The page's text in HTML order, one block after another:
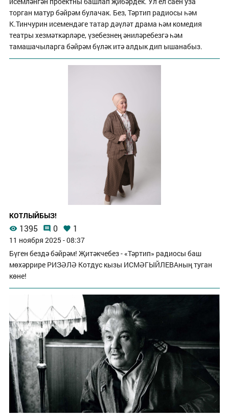
торган матур бәйрәм булачак. Без, Тәртип радиосы һәм
К.Тинчурин исемендәге татар дәүләт драма һәм комедия
театры хезмәткәрләре, үзебезнең әниләребезгә һәм
тамашачыларга бәйрәм бүләк итә алдык дип ышанабыз.
КОТЛЫЙБЫЗ!
1395 0 1
11 ноября 2025 - 08:37
Бүген бездә бәйрәм! Җитәкчебез - «Тәртип» радиосы баш
мөхәррире РИЗӘЛӘ Котдус кызы ИСМӘГЫЙЛЕВАның туган
көне!